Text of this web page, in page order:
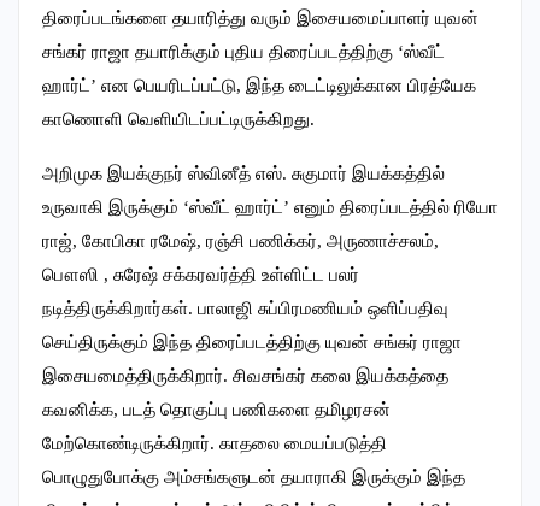
திரைப்படங்களை தயாரித்து வரும் இசையமைப்பாளர் யுவன்
சங்கர் ராஜா தயாரிக்கும் புதிய திரைப்படத்திற்கு ‘ஸ்வீட்
ஹார்ட்’ என பெயரிடப்பட்டு, இந்த டைட்டிலுக்கான பிரத்யேக
காணொளி வெளியிடப்பட்டிருக்கிறது.
அறிமுக இயக்குநர் ஸ்வினீத் எஸ். சுகுமார் இயக்கத்தில்
உருவாகி இருக்கும் ‘ஸ்வீட் ஹார்ட்’ எனும் திரைப்படத்தில் ரியோ
ராஜ், கோபிகா ரமேஷ், ரஞ்சி பணிக்கர், அருணாச்சலம்,
பௌஸி , சுரேஷ் சக்கரவர்த்தி உள்ளிட்ட பலர்
நடித்திருக்கிறார்கள். பாலாஜி சுப்பிரமணியம் ஒளிப்பதிவு
செய்திருக்கும் இந்த திரைப்படத்திற்கு யுவன் சங்கர் ராஜா
இசையமைத்திருக்கிறார். சிவசங்கர் கலை இயக்கத்தை
கவனிக்க, படத் தொகுப்பு பணிகளை தமிழரசன்
மேற்கொண்டிருக்கிறார். காதலை மையப்படுத்தி
பொழுதுபோக்கு அம்சங்களுடன் தயாராகி இருக்கும் இந்த